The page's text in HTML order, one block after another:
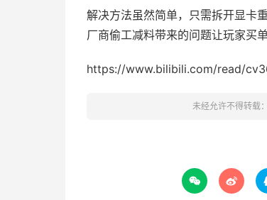
解决方法虽然简单，只需拆开显卡
厂商偷工减料带来的问题让玩家买
https://www.bilibili.com/read/
未经允许不得转载：
 